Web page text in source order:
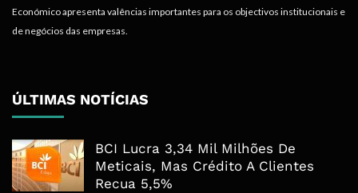
Económico apresenta valências importantes para os objectivos institucionais e
de negócios das empresas.
ÚLTIMAS NOTÍCIAS
BCI Lucra 3,34 Mil Milhões De
Meticais, Mas Crédito A Clientes
Recua 5,5%